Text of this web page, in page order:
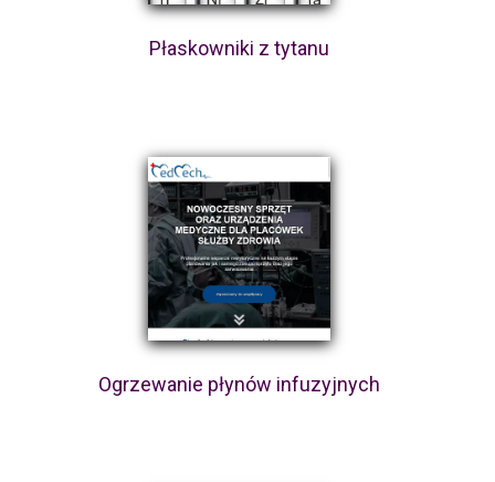
Płaskowniki z tytanu
Ogrzewanie płynów infuzyjnych